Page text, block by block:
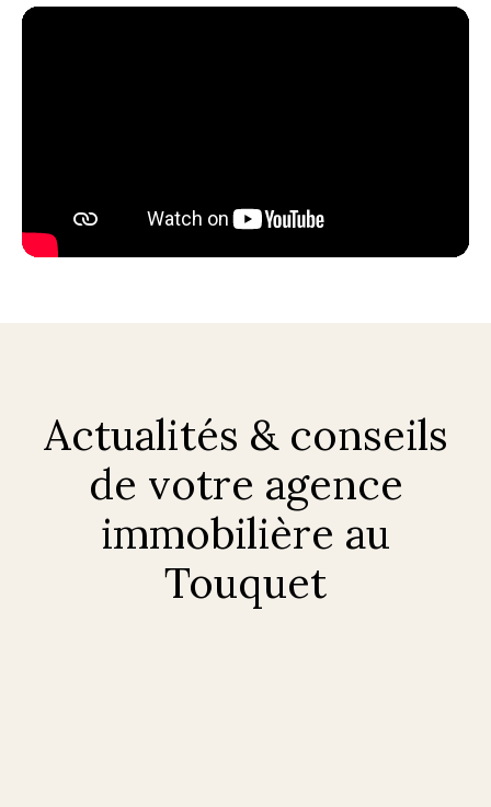
Actualités & conseils
de votre agence
immobilière au
Touquet